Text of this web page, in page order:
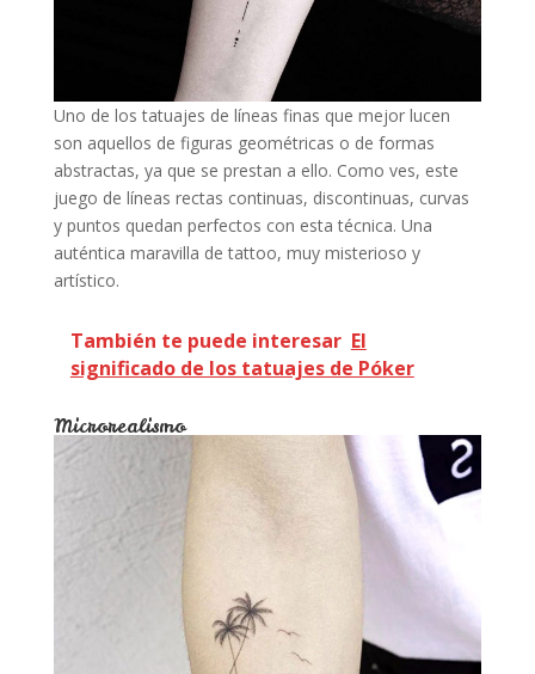
Uno de los tatuajes de líneas finas que mejor lucen
son aquellos de figuras geométricas o de formas
abstractas, ya que se prestan a ello. Como ves, este
juego de líneas rectas continuas, discontinuas, curvas
y puntos quedan perfectos con esta técnica. Una
auténtica maravilla de tattoo, muy misterioso y
artístico.
También te puede interesar El
significado de los tatuajes de Póker
Microrealismo